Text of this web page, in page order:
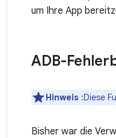
um Ihre App
ADB-
Hinweis :Diese
Bisher war die